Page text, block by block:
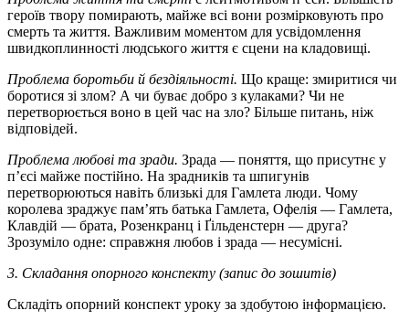
героїв твору помирають, майже всі вони розмірковують про
смерть та життя. Важливим моментом для усвідомлення
швидкоплинності людського життя є сцени на кладовищі.
Проблема боротьби й бездіяльності. Що краще: змиритися чи
боротися зі злом? А чи буває добро з кулаками? Чи не
перетворюється воно в цей час на зло? Більше питань, ніж
відповідей.
Проблема любові та зради. Зрада — поняття, що присутнє у
п’єсі майже постійно. На зрадників та шпигунів
перетворюються навіть близькі для Гамлета люди. Чому
королева зраджує пам’ять батька Гамлета, Офелія — Гамлета,
Клавдій — брата, Розенкранц і Ґільденстерн — друга?
Зрозуміло одне: справжня любов і зрада — несумісні.
3. Складання опорного конспекту (запис до зошитів)
Складіть опорний конспект уроку за здобутою інформацією.